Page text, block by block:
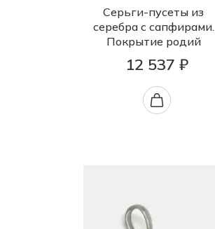
Серьги-пусеты из
серебра с сапфирами.
Покрытие родий
12 537 ₽